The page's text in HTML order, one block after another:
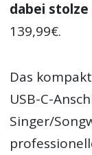
dabei stolze
139,99€.
Das
USB-C-
Singer/